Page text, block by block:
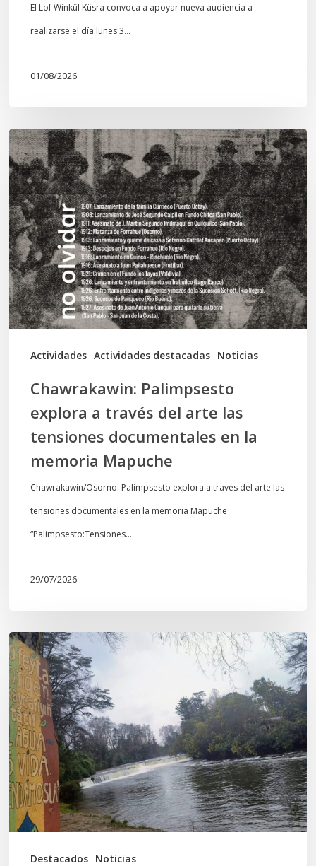
El Lof Winkül Küsra convoca a apoyar nueva audiencia a
realizarse el día lunes 3…
01/08/2026
Actividades Actividades destacadas Noticias
Chawrakawin:
Palimpsesto
explora
a
través
del
arte
las
tensiones
documentales
memoria
Mapuche
Chawrakawin: Palimpsesto
explora a través del arte las
tensiones documentales en la
memoria Mapuche
Chawrakawin/Osorno: Palimpsesto explora a través del arte las
tensiones documentales en la memoria Mapuche
“Palimpsesto:Tensiones…
29/07/2026
Destacados Noticias
En
defensa
del
Salto
Donguil
y
el
territorio
Kuzpe
Mapu